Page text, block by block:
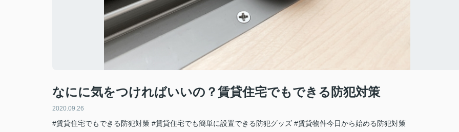
なにに気をつければいいの？賃貸住宅でもできる防犯対策
2020.09.26
#賃貸住宅でもできる防犯対策 #賃貸住宅でも簡単に設置できる防犯グッズ #賃貸物件今日から始める防犯対策